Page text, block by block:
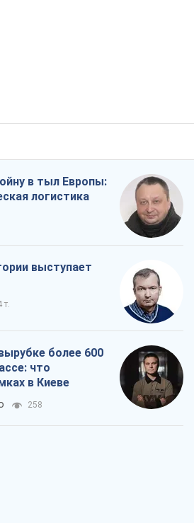
в тыл Европы:
логистика
выступает
т.
более 600
что
в Киеве
258